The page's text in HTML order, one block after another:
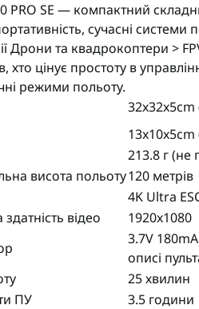
PRO SE — компактний
сучасні
Дрони та квадрокоптери >
хто цінує простоту в
режими польоту.
213.8 г (не
висота польоту120 метрів
4K Ultra
відео
1920x1080
3.7V
описі
25 хвилин
ПУ
3.5 години